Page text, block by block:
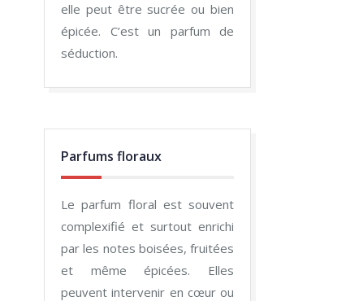
elle peut être sucrée ou bien
épicée. C’est un parfum de
séduction.
Parfums floraux
Le parfum floral est souvent
complexifié et surtout enrichi
par les notes boisées, fruitées
et même épicées. Elles
peuvent intervenir en cœur ou